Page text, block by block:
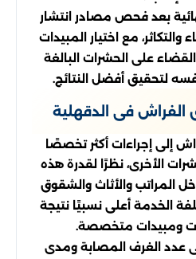
بعد فحص مصادر انتشار
والتكاثر، مع اختيار المبيدات
على الحشرات البالغة
لتحقيق أفضل النتائج.
الفراش فى الدقهلية
إلى إجراءات أكثر تخصصًا
الأخرى، نظرًا لقدرة هذه
المراتب والأثاث والشقوق
الخدمة أعلى نسبيًا نتيجة
ومبيدات متخصصة.
عدد الغرف المصابة ومدى